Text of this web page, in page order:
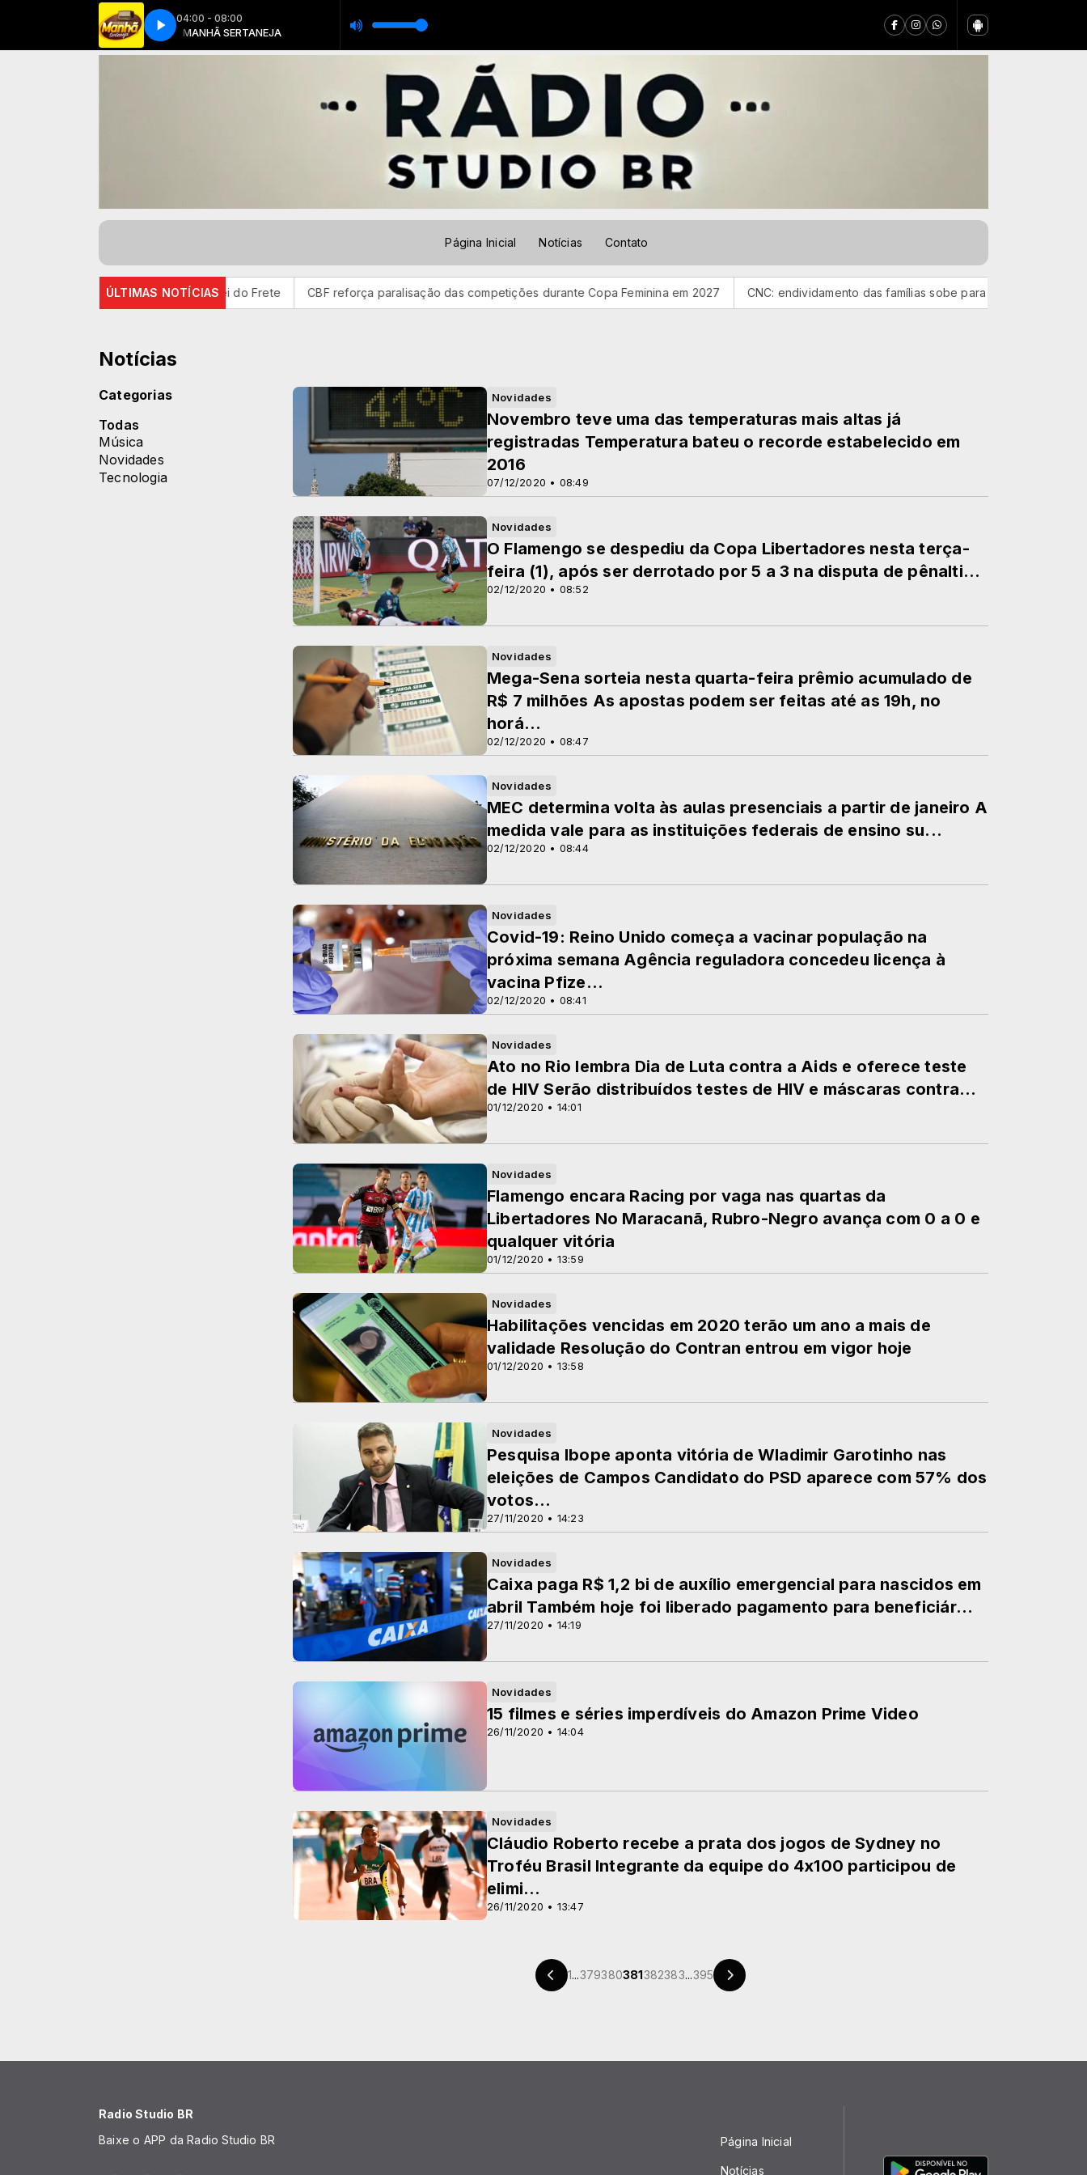
04:00 - 08:00
MANHÃ SERTANEJA MANHÃ SERTANEJA
Vaqueiro (Video Oficial)(MP3_128K) CONFIDENCIAL - Zé Vaqueiro (Video Oficial)(MP3_128K)
Página Inicial Notícias Contato
ÚLTIMAS NOTÍCIAS
o que muda com a nova Lei do Frete CBF reforça paralisação das competições durante Copa Feminina em 2027 CNC: endividamento das famílias sobe para 82%, mas inadimplência cai
Notícias
Categorias
Todas
Música
Novidades
Tecnologia
Novidades
07/12/2020 • 08:49
Novembro teve uma das temperaturas mais altas já
registradas Temperatura bateu o recorde estabelecido em
2016
Novidades
02/12/2020 • 08:52
O Flamengo se despediu da Copa Libertadores nesta terça-
feira (1), após ser derrotado por 5 a 3 na disputa de pênalti...
Novidades
02/12/2020 • 08:47
Mega-Sena sorteia nesta quarta-feira prêmio acumulado de
R$ 7 milhões As apostas podem ser feitas até as 19h, no
horá...
Novidades
02/12/2020 • 08:44
MEC determina volta às aulas presenciais a partir de janeiro A
medida vale para as instituições federais de ensino su...
Novidades
02/12/2020 • 08:41
Covid-19: Reino Unido começa a vacinar população na
próxima semana Agência reguladora concedeu licença à
vacina Pfize...
Novidades
01/12/2020 • 14:01
Ato no Rio lembra Dia de Luta contra a Aids e oferece teste
de HIV Serão distribuídos testes de HIV e máscaras contra...
Novidades
01/12/2020 • 13:59
Flamengo encara Racing por vaga nas quartas da
Libertadores No Maracanã, Rubro-Negro avança com 0 a 0 e
qualquer vitória
Novidades
01/12/2020 • 13:58
Habilitações vencidas em 2020 terão um ano a mais de
validade Resolução do Contran entrou em vigor hoje
Novidades
27/11/2020 • 14:23
Pesquisa Ibope aponta vitória de Wladimir Garotinho nas
eleições de Campos Candidato do PSD aparece com 57% dos
votos...
Novidades
27/11/2020 • 14:19
Caixa paga R$ 1,2 bi de auxílio emergencial para nascidos em
abril Também hoje foi liberado pagamento para beneficiár...
Novidades
26/11/2020 • 14:04
15 filmes e séries imperdíveis do Amazon Prime Video
Novidades
26/11/2020 • 13:47
Cláudio Roberto recebe a prata dos jogos de Sydney no
Troféu Brasil Integrante da equipe do 4x100 participou de
elimi...
1...379380381382383...395
Radio Studio BR
Baixe o APP da Radio Studio BR
Página Inicial
Notícias